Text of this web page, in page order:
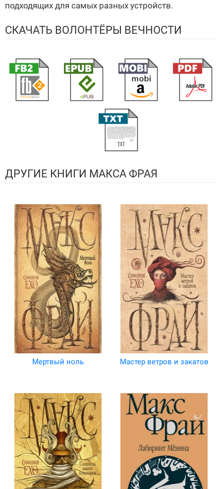
подходящих для самых разных устройств.
СКАЧАТЬ ВОЛОНТЁРЫ ВЕЧНОСТИ
ДРУГИЕ КНИГИ МАКСА ФРАЯ
Мертвый ноль Мастер ветров и закатов